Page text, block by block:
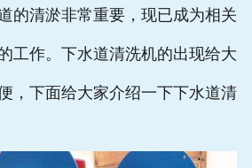
联系方式
的清淤非常重要，现已成为相关
工作。下水道清洗机的出现给大
，下面给大家介绍一下下水道清